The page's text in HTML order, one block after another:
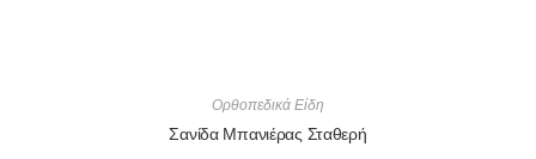
Ορθοπεδικά Είδη
Σανίδα Μπανιέρας Σταθερή